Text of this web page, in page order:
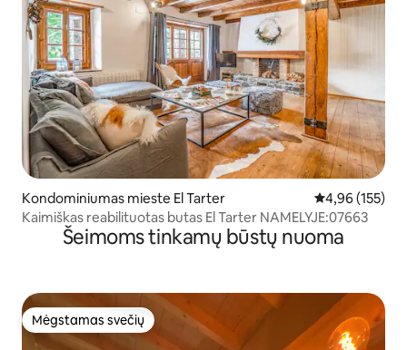
Kondominiumas mieste El Tarter Vidutinis
4,96 (155)
Kaimiškas reabilituotas butas El Tarter NAMELYJE:07663
Šeimoms tinkamų būstų nuoma
Mėgstamas svečių
Mėgstamas svečių